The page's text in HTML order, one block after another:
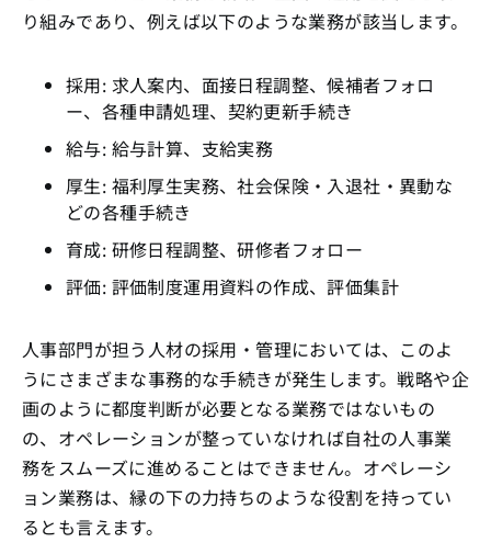
り組みであり、例えば以下のような業務が該当します。
採用: 求人案内、面接日程調整、候補者フォロ
ー、各種申請処理、契約更新手続き
給与: 給与計算、支給実務
厚生: 福利厚生実務、社会保険・入退社・異動な
どの各種手続き
育成: 研修日程調整、研修者フォロー
評価: 評価制度運用資料の作成、評価集計
人事部門が担う人材の採用・管理においては、このよ
うにさまざまな事務的な手続きが発生します。戦略や企
画のように都度判断が必要となる業務ではないもの
の、オペレーションが整っていなければ自社の人事業
務をスムーズに進めることはできません。オペレーシ
ョン業務は、縁の下の力持ちのような役割を持ってい
るとも言えます。